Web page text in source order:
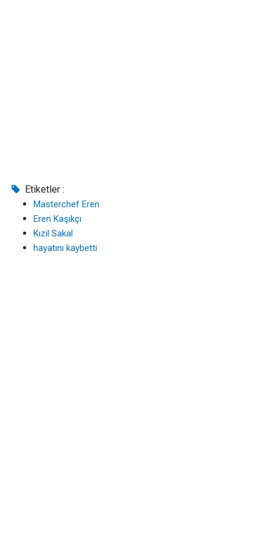
Etiketler :
Masterchef Eren
Eren Kaşıkçı
Kızıl Sakal
hayatını kaybetti